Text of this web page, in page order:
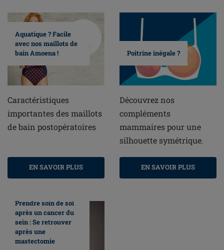
Aquatique ? Facile
avec nos maillots de
bain Amoena !
Caractéristiques
importantes des maillots
de bain postopératoires
EN SAVOIR PLUS
Poitrine inégale ?
Découvrez nos
compléments
mammaires pour une
silhouette symétrique.
EN SAVOIR PLUS
Prendre soin de soi
après un cancer du
sein : Se retrouver
après une
mastectomie